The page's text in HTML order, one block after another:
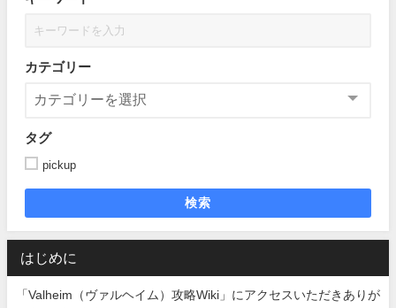
カテゴリー
タグ
pickup
検索
はじめに
「Valheim（ヴァルヘイム）攻略Wiki」にアクセスいただきありが